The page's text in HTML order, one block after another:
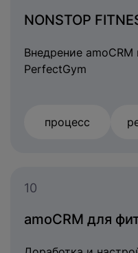
NONSTOP
Внедрение amoCRM
PerfectGym
процесс
10
amoCRM для